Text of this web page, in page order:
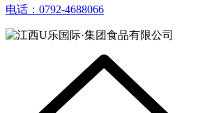
电话：0792-4688066